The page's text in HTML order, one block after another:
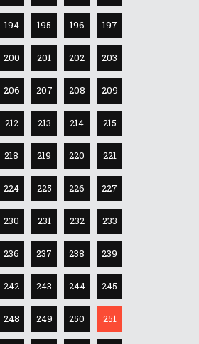
194 195 196 197
200 201 202 203
206 207 208 209
212 213 214 215
218 219 220 221
224 225 226 227
230 231 232 233
236 237 238 239
242 243 244 245
248 249 250 251